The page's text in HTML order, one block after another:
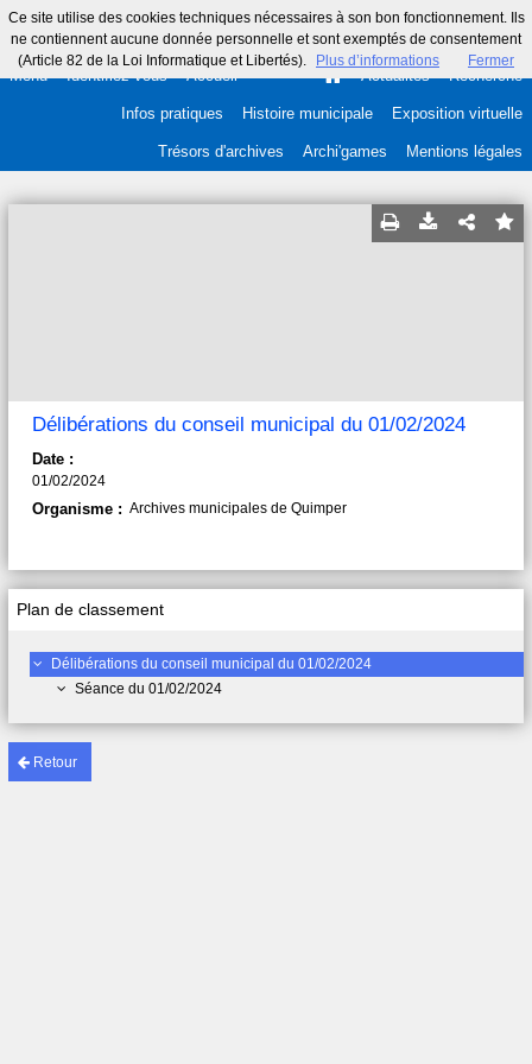
Ce site utilise des cookies techniques nécessaires à son bon fonctionnement. Ils
ne contiennent aucune donnée personnelle et sont exemptés de consentement
(Article 82 de la Loi Informatique et Libertés).
Plus d’informations Fermer
Menu Identifiez-vous Accueil Actualités Recherche
Infos pratiques Histoire municipale Exposition virtuelle
Trésors d'archives Archi'games Mentions légales
Retour
Plan de classement
Délibérations du conseil municipal du 01/02/2024
Séance du 01/02/2024
Délibérations du conseil municipal du 01/02/2024
Date :
01/02/2024
Organisme : Archives municipales de Quimper